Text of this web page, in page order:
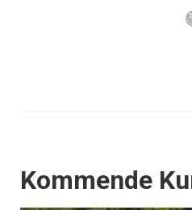
Events
Kommende